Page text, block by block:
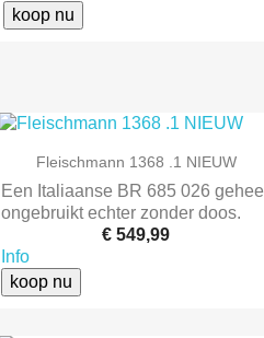
koop nu
 Snel bekijken
Fleischmann 1368 .1 NIEUW
Een Italiaanse BR 685 026 geheel
ongebruikt echter zonder doos.
€ 549,99
Info
koop nu